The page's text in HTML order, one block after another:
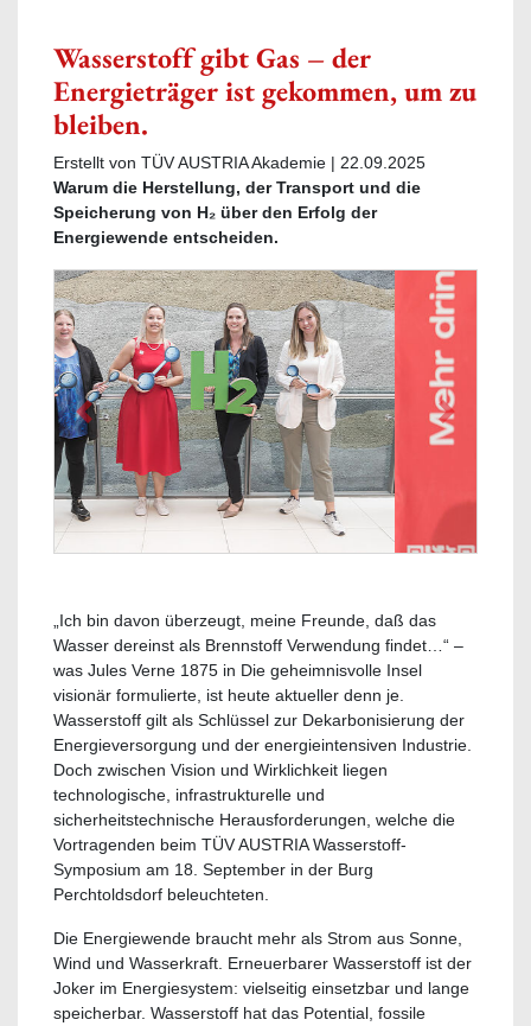
Wasserstoff gibt Gas – der
Energieträger ist gekommen, um zu
bleiben.
Erstellt von TÜV AUSTRIA Akademie | 22.09.2025
Warum die Herstellung, der Transport und die
Speicherung von H₂ über den Erfolg der
Energiewende entscheiden.
Previous Next
„Ich bin davon überzeugt, meine Freunde, daß das
Wasser dereinst als Brennstoff Verwendung findet…“ –
was Jules Verne 1875 in Die geheimnisvolle Insel
visionär formulierte, ist heute aktueller denn je.
Wasserstoff gilt als Schlüssel zur Dekarbonisierung der
Energieversorgung und der energieintensiven Industrie.
Doch zwischen Vision und Wirklichkeit liegen
technologische, infrastrukturelle und
sicherheitstechnische Herausforderungen, welche die
Vortragenden beim TÜV AUSTRIA Wasserstoff-
Symposium am 18. September in der Burg
Perchtoldsdorf beleuchteten.
Die Energiewende braucht mehr als Strom aus Sonne,
Wind und Wasserkraft. Erneuerbarer Wasserstoff ist der
Joker im Energiesystem: vielseitig einsetzbar und lange
speicherbar. Wasserstoff hat das Potential, fossile